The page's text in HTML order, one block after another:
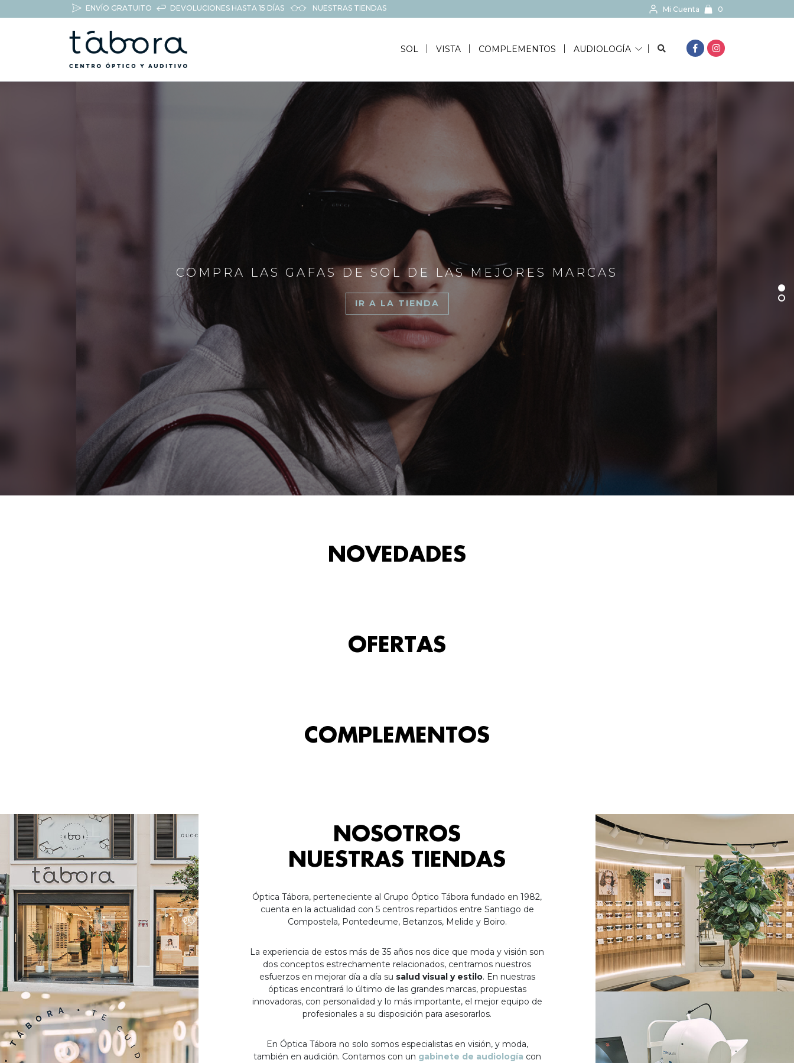
ENVÍO GRATUITO DEVOLUCIONES HASTA 15 DÍAS NUESTRAS TIENDAS Mi Cuenta 0
SOL VISTA COMPLEMENTOS AUDIOLOGÍA BUSCAR...
COMPRA LAS GAFAS DE SOL DE LAS MEJORES MARCAS
IR A LA TIENDA
NOVEDADES
OFERTAS
COMPLEMENTOS
NOSOTROS
NUESTRAS TIENDAS
Óptica Tábora, perteneciente al Grupo Óptico Tábora fundado en 1982,
cuenta en la actualidad con 5 centros repartidos entre Santiago de
Compostela, Pontedeume, Betanzos, Melide y Boiro.
La experiencia de estos más de 35 años nos dice que moda y visión son
dos conceptos estrechamente relacionados, centramos nuestros
esfuerzos en mejorar día a día su salud visual y estilo. En nuestras
ópticas encontrará lo último de las grandes marcas, propuestas
innovadoras, con personalidad y lo más importante, el mejor equipo de
profesionales a su disposición para asesorarlos.
En Óptica Tábora no solo somos especialistas en visión, y moda,
también en audición. Contamos con un gabinete de audiología con